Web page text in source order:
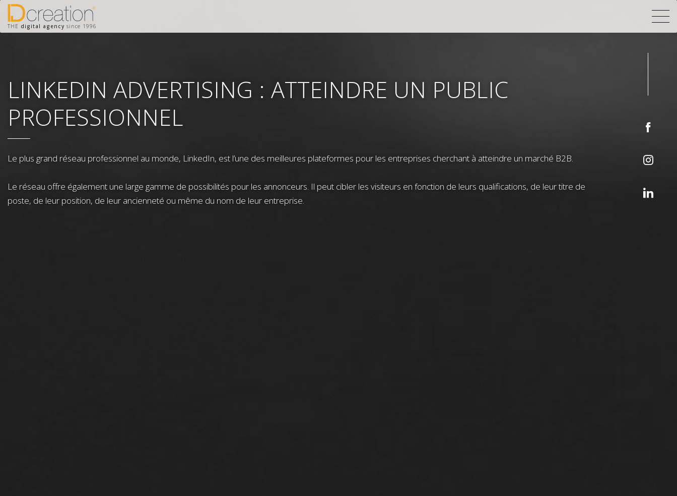
THE digital agency since 1996
LINKEDIN ADVERTISING : ATTEINDRE UN PUBLIC
PROFESSIONNEL
Le plus grand réseau professionnel au monde, LinkedIn, est l’une des meilleures plateformes pour les entreprises cherchant à atteindre un marché B2B.
Le réseau offre également une large gamme de possibilités pour les annonceurs. Il peut cibler les visiteurs en fonction de leurs qualifications, de leur titre de
poste, de leur position, de leur ancienneté ou même du nom de leur entreprise.